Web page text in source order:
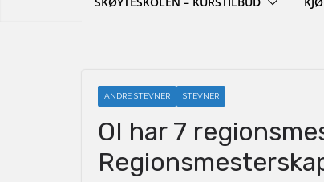
ANDRE STEVNER STEVNER
OI har 7